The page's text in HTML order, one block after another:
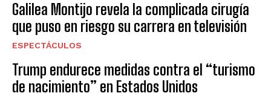
Galilea Montijo revela la complicada cirugía
que puso en riesgo su carrera en televisión
ESPECTÁCULOS
Trump endurece medidas contra el “turismo
de nacimiento” en Estados Unidos